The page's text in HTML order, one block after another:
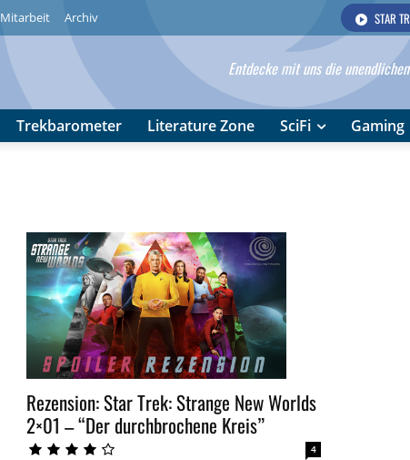
Mitarbeit Archiv STAR
Entdecke mit uns die
Trekbarometer Literature Zone SciFi Gaming
Rezension: Star Trek: Strange New Worlds
2×01 – “Der durchbrochene Kreis”
4